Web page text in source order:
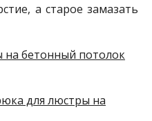
а старое замазать